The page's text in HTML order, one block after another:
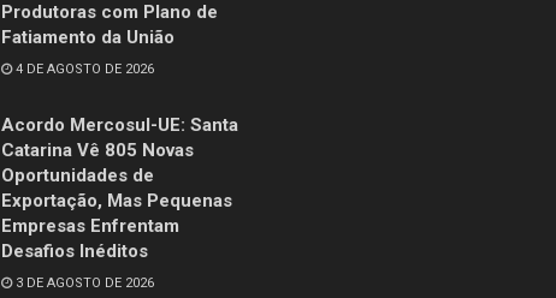
Produtoras com Plano de
Fatiamento da União
4 DE AGOSTO DE 2026
Acordo Mercosul-UE: Santa
Catarina Vê 805 Novas
Oportunidades de
Exportação, Mas Pequenas
Empresas Enfrentam
Desafios Inéditos
3 DE AGOSTO DE 2026